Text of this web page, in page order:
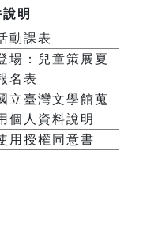
明
動課表
場：兒童策展夏
名表
立臺灣文學館蒐
個人資料說明
用授權同意書